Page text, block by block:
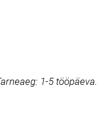
1-5 tööpäeva.